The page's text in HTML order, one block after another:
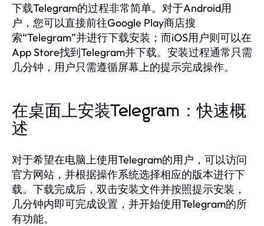
下载Telegram的过程非常简单。对于Android用
户，您可以直接前往Google Play商店搜
索“Telegram”并进行下载安装；而iOS用户则可以在
App Store找到Telegram并下载。安装过程通常只需
几分钟，用户只需遵循屏幕上的提示完成操作。
在桌面上安装Telegram：快速概
述
对于希望在电脑上使用Telegram的用户，可以访问
官方网站，并根据操作系统选择相应的版本进行下
载。下载完成后，双击安装文件并按照提示安装，
几分钟内即可完成设置，并开始使用Telegram的所
有功能。